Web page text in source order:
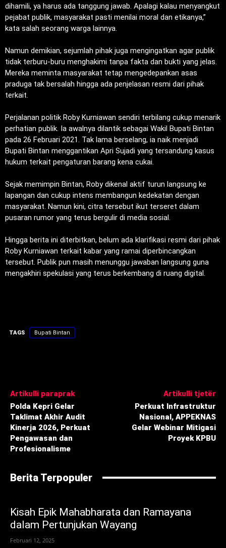
dihamili, ya harus ada tanggung jawab. Apalagi kalau menyangkut
pejabat publik, masyarakat pasti menilai moral dan etikanya,”
kata salah seorang warga lainnya.
‎Namun demikian, sejumlah pihak juga mengingatkan agar publik
tidak terburu-buru menghakimi tanpa fakta dan bukti yang jelas.
Mereka meminta masyarakat tetap mengedepankan asas
praduga tak bersalah hingga ada penjelasan resmi dari pihak
terkait.
‎Perjalanan politik Roby Kurniawan sendiri terbilang cukup menarik
perhatian publik. Ia awalnya dilantik sebagai Wakil Bupati Bintan
pada 26 Februari 2021. Tak lama berselang, ia naik menjadi
Bupati Bintan menggantikan Apri Sujadi yang tersandung kasus
hukum terkait pengaturan barang kena cukai.
‎Sejak memimpin Bintan, Roby dikenal aktif turun langsung ke
lapangan dan cukup intens membangun kedekatan dengan
masyarakat. Namun kini, citra tersebut ikut terseret dalam
pusaran rumor yang terus bergulir di media sosial.
‎Hingga berita ini diterbitkan, belum ada klarifikasi resmi dari pihak
Roby Kurniawan terkait kabar yang ramai diperbincangkan
tersebut. Publik pun masih menunggu jawaban langsung guna
mengakhiri spekulasi yang terus berkembang di ruang digital.
TAGS Bupati Bintan
Artikulli paraprak
Polda Kepri Gelar
Taklimat Akhir Audit
Kinerja 2026, Perkuat
Pengawasan dan
Profesionalisme ‎
Artikulli tjetër
Perkuat Infrastruktur
Nasional, APPEKNAS
Gelar Webinar Mitigasi
Proyek KPBU
Berita Terpopuler
Kisah Epik Mahabharata dan Ramayana
dalam Pertunjukan Wayang
Februari 12, 2025